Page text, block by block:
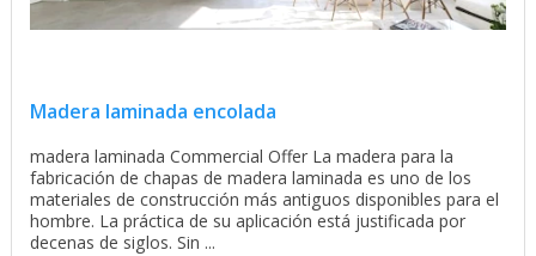
Madera laminada encolada
madera laminada Commercial Offer La madera para la
fabricación de chapas de madera laminada es uno de los
materiales de construcción más antiguos disponibles para el
hombre. La práctica de su aplicación está justificada por
decenas de siglos. Sin ...